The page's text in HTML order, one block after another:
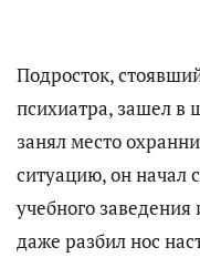
Подросток,
психиатра, зашел в
занял место
ситуацию, он начал
учебного
даже разбил нос